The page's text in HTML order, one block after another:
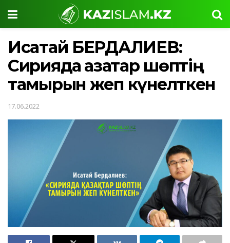
Исатай БЕРДАЛИЕВ:
Сирияда қазақтар шөптің
тамырын жеп күнелткен
17.06.2022